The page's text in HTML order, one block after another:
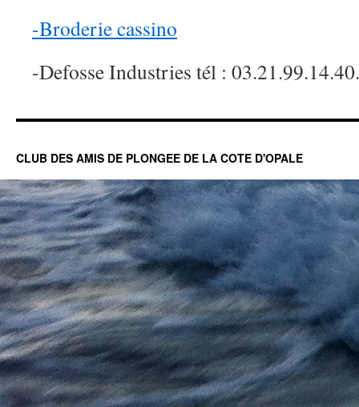
-Broderie cassino
-Defosse Industries tél : 03.21.99.14.40.
CLUB DES AMIS DE PLONGEE DE LA COTE D'OPALE